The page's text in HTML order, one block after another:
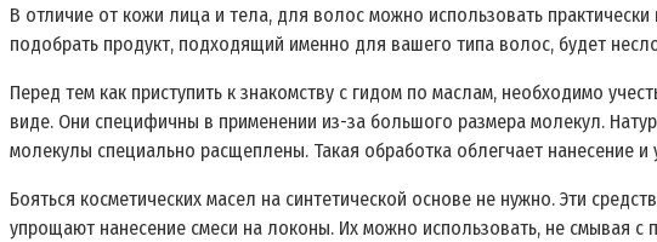
В отличие от кожи лица и тела, для волос можно использовать
подобрать продукт, подходящий именно для вашего типа волос, будет
Перед тем как приступить к знакомству с гидом по маслам, необходимо
виде. Они специфичны в применении из-за большого размера молекул.
молекулы специально расщеплены. Такая обработка облегчает нанесение
Бояться косметических масел на синтетической основе не нужно. Эти
упрощают нанесение смеси на локоны. Их можно использовать, не смывая